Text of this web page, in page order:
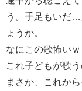
う。手足もいだ…
ょうか。
なにこの歌怖いｗ
これ子どもが歌
まさか、これか